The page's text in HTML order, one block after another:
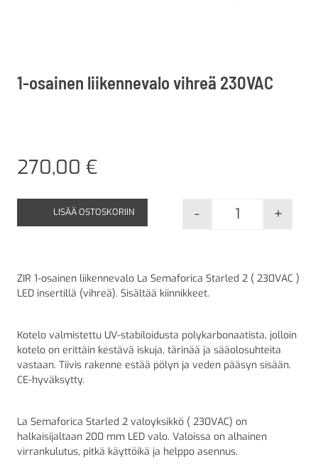
1-osainen liikennevalo vihreä 230VAC
270,00 €
1-osainen
- +
LISÄÄ OSTOSKORIIN
ZIR 1-osainen liikennevalo La Semaforica Starled 2 ( 230VAC )
LED insertillä (vihreä). Sisältää kiinnikkeet.
Kotelo valmistettu UV-stabiloidusta polykarbonaatista, jolloin
kotelo on erittäin kestävä iskuja, tärinää ja sääolosuhteita
vastaan. Tiivis rakenne estää pölyn ja veden pääsyn sisään.
CE-hyväksytty.
La Semaforica Starled 2 valoyksikkö ( 230VAC) on
halkaisijaltaan 200 mm LED valo. Valoissa on alhainen
virrankulutus, pitkä käyttöikä ja helppo asennus.